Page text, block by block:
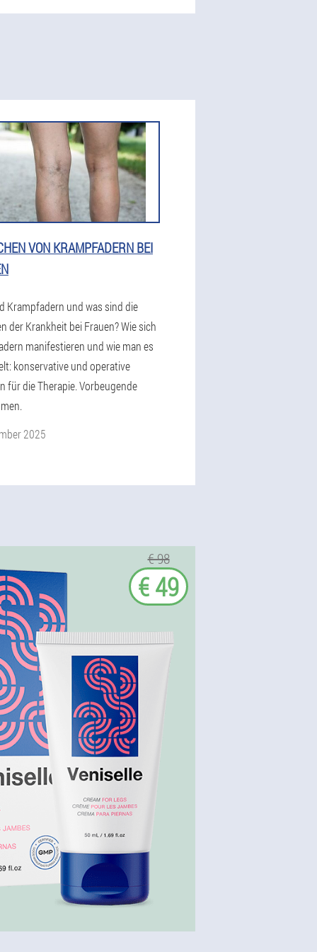
VON KRAMPFADERN BEI
Krampfadern und was sind die
der Krankheit bei Frauen? Wie sich
manifestieren und wie man es
konservative und operative
für die Therapie. Vorbeugende
2025
€ 98
€ 49